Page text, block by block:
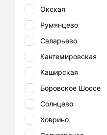
Окская
Румянцево
Саларьево
Кантемировская
Каширская
Боровское Шоссе
Солнцево
Ховрино